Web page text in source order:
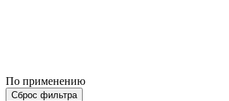
По применению
Сброс фильтра